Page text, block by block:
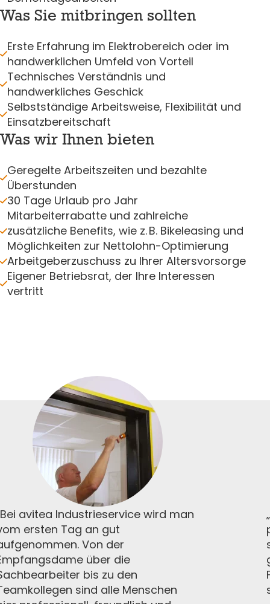
Was Sie mitbringen sollten
Erste Erfahrung im Elektrobereich oder im
handwerklichen Umfeld von Vorteil
Technisches Verständnis und
handwerkliches Geschick
Selbstständige Arbeitsweise, Flexibilität und
Einsatzbereitschaft
Was wir Ihnen bieten
Geregelte Arbeitszeiten und bezahlte
Überstunden
30 Tage Urlaub pro Jahr
Mitarbeiterrabatte und zahlreiche
zusätzliche Benefits, wie z. B. Bikeleasing und
Möglichkeiten zur Nettolohn-Optimierung
Arbeitgeberzuschuss zu Ihrer Altersvorsorge
Eigener Betriebsrat, der Ihre Interessen
vertritt
avitea Industrieservice wird man
ersten Tag an gut
Von der
über die
bis zu den
sind alle Menschen